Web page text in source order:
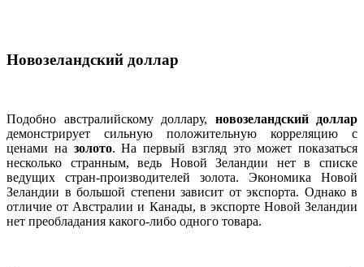
Новозеландский доллар
Подобно австралийскому доллару, новозеландский доллар
демонстрирует сильную положительную корреляцию с
ценами на золото. На первый взгляд это может показаться
несколько странным, ведь Новой Зеландии нет в списке
ведущих стран-производителей золота. Экономика Новой
Зеландии в большой степени зависит от экспорта. Однако в
отличие от Австралии и Канады, в экспорте Новой Зеландии
нет преобладания какого-либо одного товара.